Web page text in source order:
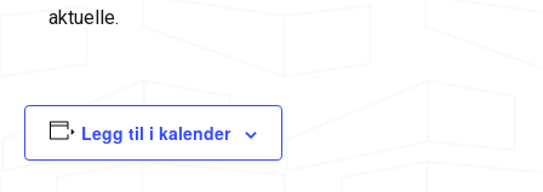
aktuelle.
Legg til i kalender